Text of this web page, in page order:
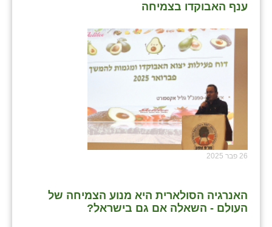
ענף האבוקדו בצמיחה
26 פבר 2025
האנרגיה הסולארית היא מנוע הצמיחה של
העולם - השאלה אם גם בישראל?